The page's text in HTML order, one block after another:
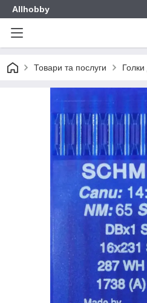
Allhobby
Товари та послуги